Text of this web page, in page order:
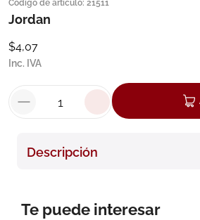
Código de artículo: 21511
Jordan
$4,07
Inc. IVA
Descripción
Te puede interesar
1. eucerin
3
cerave
7. megacistin